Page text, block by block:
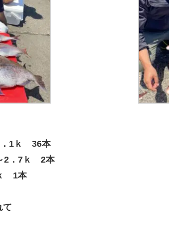
1ｋ 36本
7ｋ 2本
1本
て